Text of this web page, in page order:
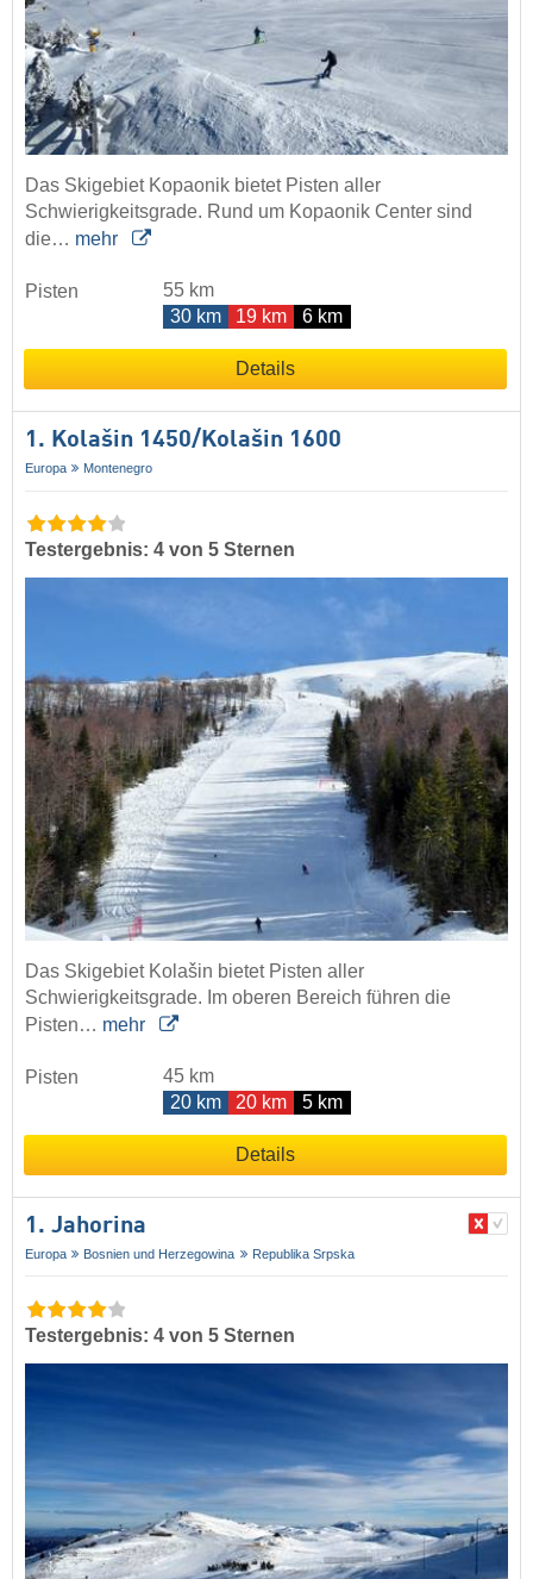
Das Skigebiet Kopaonik bietet Pisten aller
Schwierigkeitsgrade. Rund um Kopaonik Center sind
die… mehr
Pisten
55 km
30 km
19 km 6 km
Details
1. Kolašin 1450/​Kolašin 1600
Europa Montenegro
Testergebnis: 4 von 5 Sternen
Das Skigebiet Kolašin bietet Pisten aller
Schwierigkeitsgrade. Im oberen Bereich führen die
Pisten… mehr
Pisten
45 km
20 km
20 km 5 km
Details
1. Jahorina
Europa Bosnien und Herzegowina Republika Srpska
Testergebnis: 4 von 5 Sternen